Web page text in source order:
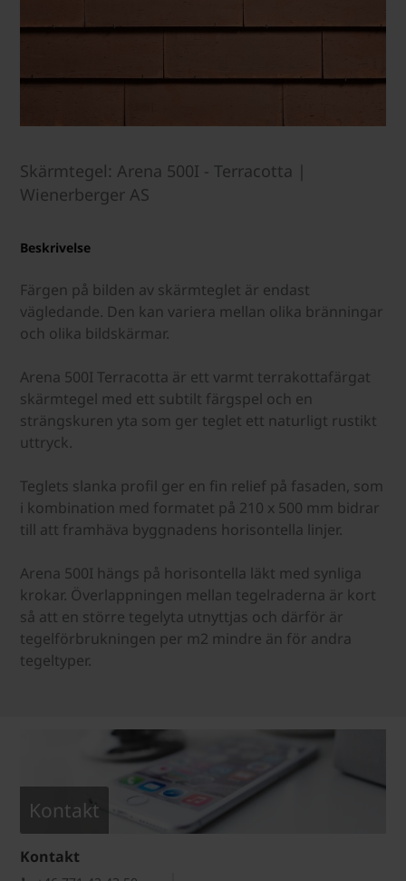
Skärmtegel: Arena 500I - Terracotta |
Wienerberger AS
Beskrivelse
Färgen på bilden av skärmteglet är endast
vägledande. Den kan variera mellan olika bränningar
och olika bildskärmar.
Arena 500I Terracotta är ett varmt terrakottafärgat
skärmtegel med ett subtilt färgspel och en
strängskuren yta som ger teglet ett naturligt rustikt
uttryck.
Teglets slanka profil ger en fin relief på fasaden, som
i kombination med formatet på 210 x 500 mm bidrar
till att framhäva byggnadens horisontella linjer.
Arena 500I hängs på horisontella läkt med synliga
krokar. Överlappningen mellan tegelraderna är kort
så att en större tegelyta utnyttjas och därför är
tegelförbrukningen per m2 mindre än för andra
tegeltyper.
Kontakt
Kontakt